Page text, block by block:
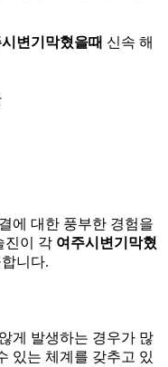
변기막혔을때 신속 해
에 대한 풍부한 경험을
진이 각 여주시변기막혔
니다.
게 발생하는 경우가 많
있는 체계를 갖추고 있